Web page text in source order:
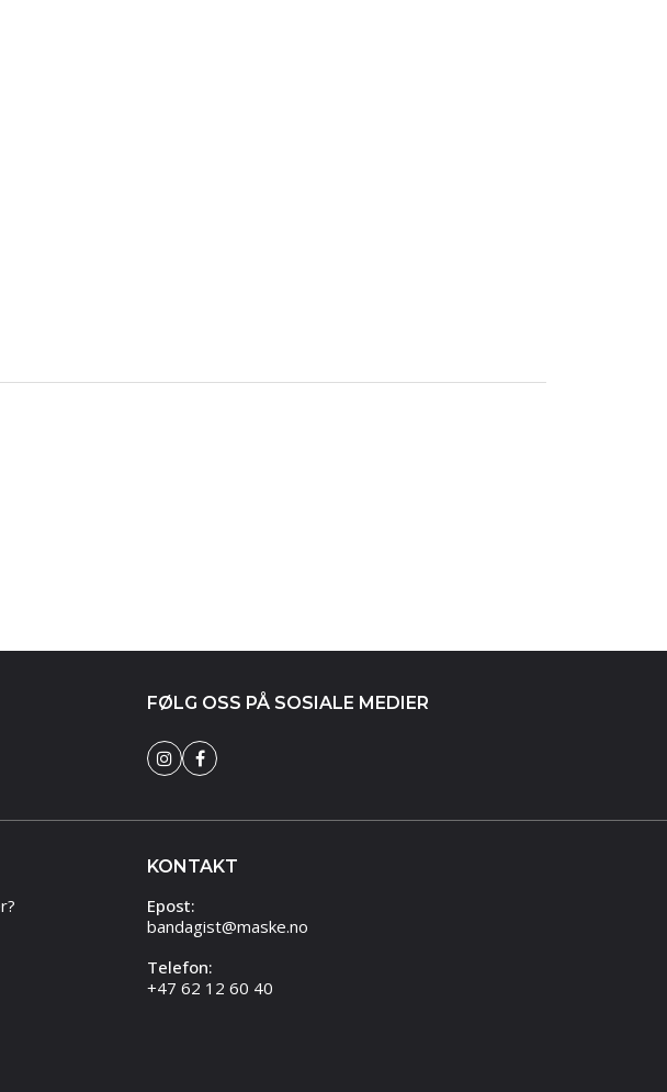
FØLG OSS PÅ SOSIALE MEDIER
KONTAKT
Epost:
bandagist@maske.no
Telefon:
+47 62 12 60 40